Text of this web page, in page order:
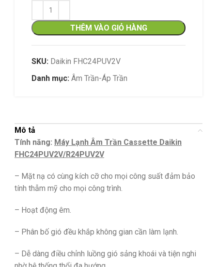
THÊM VÀO GIỎ HÀNG
SKU: Daikin FHC24PUV2V
Danh mục: Âm Trần-Áp Trần
Mô tả
Tính năng: Máy Lạnh Âm Trần Cassette Daikin
FHC24PUV2V/R24PUV2V
– Mặt nạ có cùng kích cỡ cho mọi công suất đảm bảo
tính thẫm mỹ cho mọi công trình.
– Hoạt động êm.
– Phân bố gió đều khắp không gian cần làm lạnh.
– Dễ dàng điều chỉnh luồng gió sảng khoái và tiện nghi